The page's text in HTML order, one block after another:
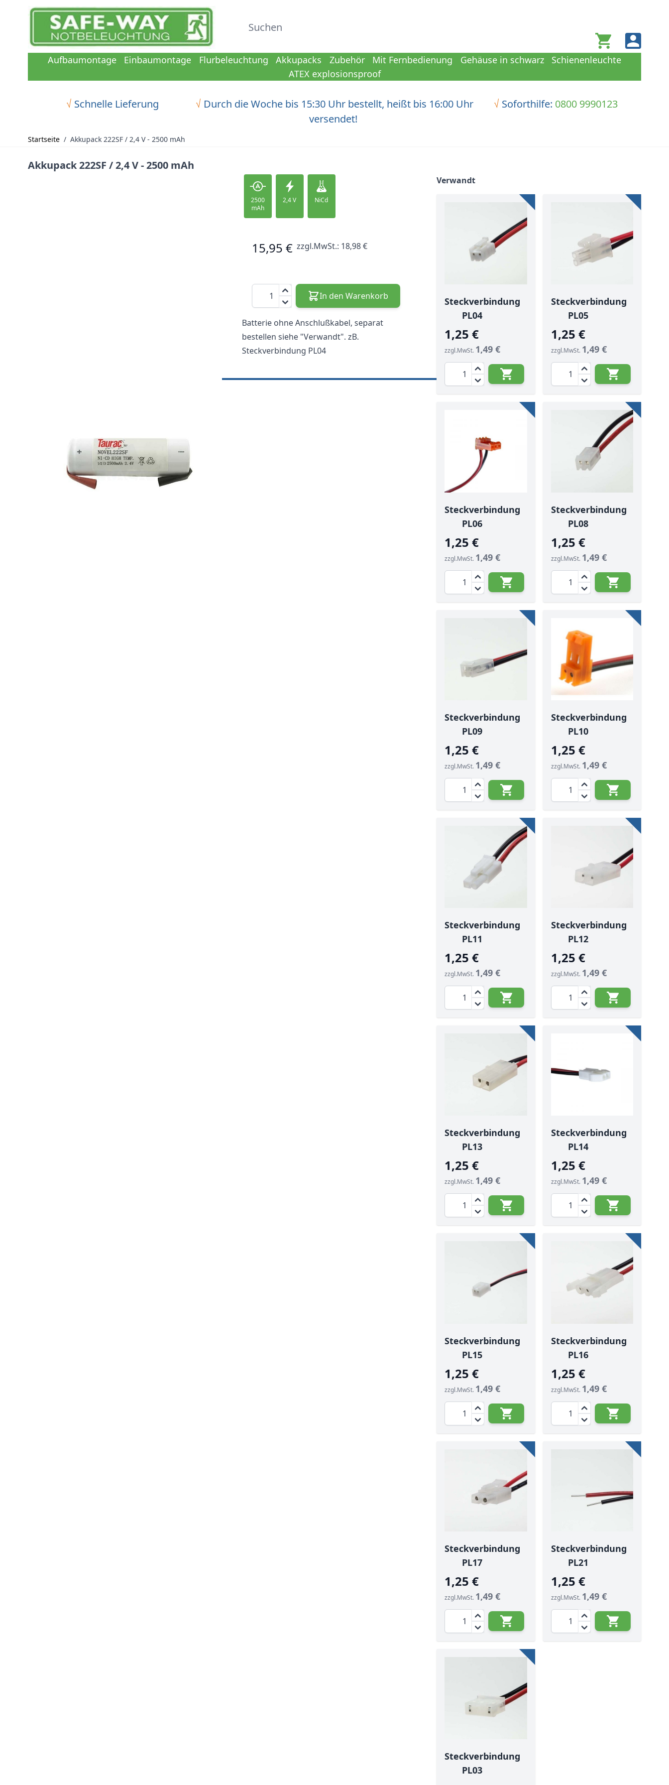
Zum Inhalt springen
Suchen
Warenkorb
√ Schnelle Lieferung √ Durch die Woche bis 15:30 Uhr bestellt, heißt bis 16:00 Uhr
versendet!
√ Soforthilfe: 0800 9990123
Aufbaumontage Einbaumontage Flurbeleuchtung Akkupacks Zubehör Mit Fernbedienung Gehäuse in schwarz
Schienenleuchte
ATEX explosionsproof
Startseite / Akkupack 222SF / 2,4 V - 2500 mAh
Akkupack 222SF / 2,4 V - 2500 mAh
2500
mAh
2,4 V NiCd
15,95 € zzgl.MwSt.: 18,98 €
Menge
In den Warenkorb
Batterie ohne Anschlußkabel, separat
bestellen siehe "Verwandt". zB.
Steckverbindung PL04
33 x 70 mm
Volt accupack: 2,4 V
Verwandt
Steckverbindung
PL04
1,25 €
zzgl.MwSt. 1,49 €
Menge
Steckverbindung
PL05
1,25 €
zzgl.MwSt. 1,49 €
Menge
Steckverbindung
PL06
1,25 €
zzgl.MwSt. 1,49 €
Menge
Steckverbindung
PL08
1,25 €
zzgl.MwSt. 1,49 €
Menge
Steckverbindung
PL09
1,25 €
zzgl.MwSt. 1,49 €
Menge
Steckverbindung
PL10
1,25 €
zzgl.MwSt. 1,49 €
Menge
Steckverbindung
PL11
1,25 €
zzgl.MwSt. 1,49 €
Menge
Steckverbindung
PL12
1,25 €
zzgl.MwSt. 1,49 €
Menge
Steckverbindung
PL13
1,25 €
zzgl.MwSt. 1,49 €
Menge
Steckverbindung
PL14
1,25 €
zzgl.MwSt. 1,49 €
Menge
Steckverbindung
PL15
1,25 €
zzgl.MwSt. 1,49 €
Menge
Steckverbindung
PL16
1,25 €
zzgl.MwSt. 1,49 €
Menge
Steckverbindung
PL17
1,25 €
zzgl.MwSt. 1,49 €
Menge
Steckverbindung
PL21
1,25 €
zzgl.MwSt. 1,49 €
Menge
Steckverbindung
PL03